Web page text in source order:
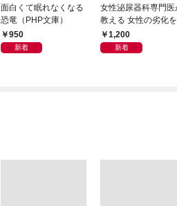
面白くて眠れなくなる
恐竜（PHP文庫）
950
新着
女性泌尿器科専門医
教える 女性の劣化
いとめる ちつのケア
1,200
新着